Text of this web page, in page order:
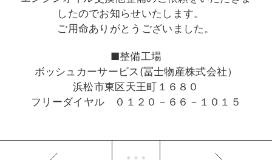
したのでお知らせいたします。
ご用命ありがとうございました。
■整備工場
ボッシュカーサービス(冨士物産株式会社）
浜松市東区天王町１６８０
フリーダイヤル ０１２０－６６－１０１５